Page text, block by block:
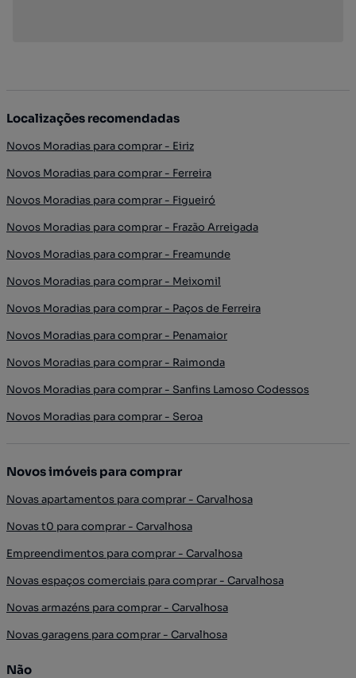
Localizações recomendadas
Novos Moradias para comprar - Eiriz
Novos Moradias para comprar - Ferreira
Novos Moradias para comprar - Figueiró
Novos Moradias para comprar - Frazão Arreigada
Novos Moradias para comprar - Freamunde
Novos Moradias para comprar - Meixomil
Novos Moradias para comprar - Paços de Ferreira
Novos Moradias para comprar - Penamaior
Novos Moradias para comprar - Raimonda
Novos Moradias para comprar - Sanfins Lamoso Codessos
Novos Moradias para comprar - Seroa
Novos imóveis para comprar
Novas apartamentos para comprar - Carvalhosa
Novas t0 para comprar - Carvalhosa
Empreendimentos para comprar - Carvalhosa
Novas espaços comerciais para comprar - Carvalhosa
Novas armazéns para comprar - Carvalhosa
Novas garagens para comprar - Carvalhosa
Não